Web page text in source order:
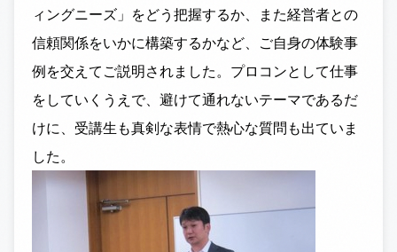
ィングニーズ」をどう把握するか、また経営者との
信頼関係をいかに構築するかなど、ご自身の体験事
例を交えてご説明されました。プロコンとして仕事
をしていくうえで、避けて通れないテーマであるだ
けに、受講生も真剣な表情で熱心な質問も出ていま
した。